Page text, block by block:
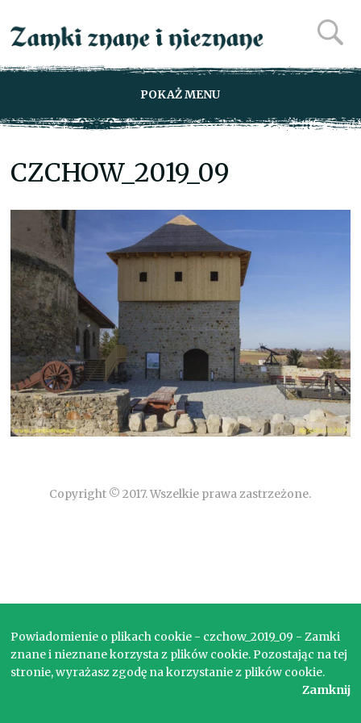
POKAŻ MENU
CZCHOW_2019_09
Copyright © 2017. Wszelkie prawa zastrzeżone.
Powiadomienie o plikach cookie - czchow_2019_09 - Zamki
znane i nieznane korzysta z plików cookie. Pozostając na tej
stronie, wyrażasz zgodę na korzystanie z plików cookie.
Zamknij